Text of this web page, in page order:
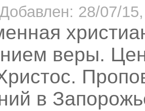
28/07/
веры.
в